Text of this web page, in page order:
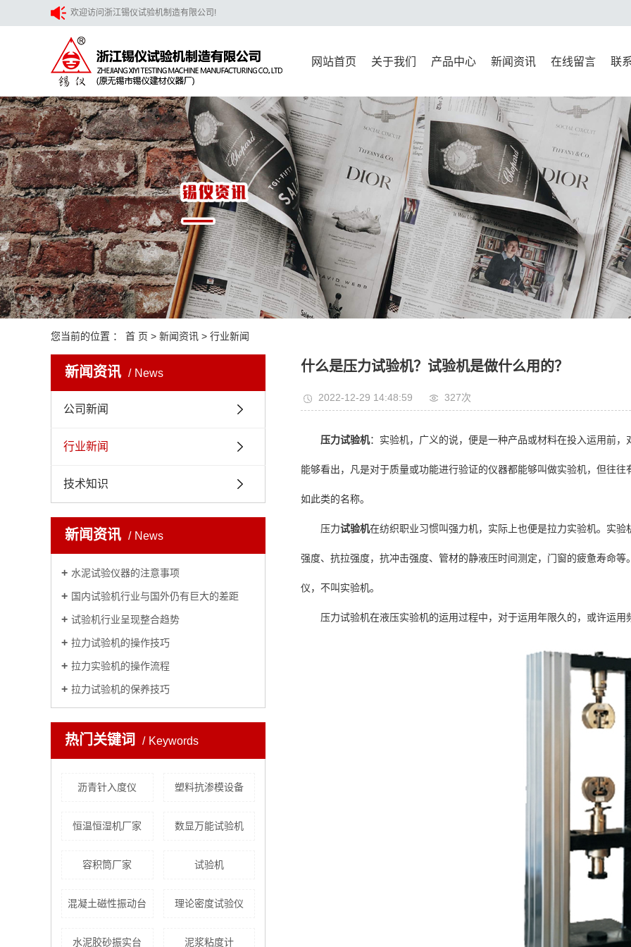
欢迎访问浙江锡仪试验机制造有限公司!
网站首页 关于我们
资质荣誉
产品中心
万能材料试验机系列
压力试验机系列
水泥试验仪器系列
检测仪器系列
试模系列
混凝土试验仪器系列
沥青实验仪器系统
移动标准养护室集装
新闻资讯
行业新闻
技术知识
在线留言 联
您当前的位置 ： 首 页 > 新闻资讯 > 行业新闻
新闻资讯 News
公司新闻
行业新闻
技术知识
新闻资讯 News
水泥试验仪器的注意事项
国内试验机行业与国外仍有巨大的差距
试验机行业呈现整合趋势
拉力试验机的操作技巧
拉力实验机的操作流程
拉力试验机的保养技巧
热门关键词 Keywords
沥青针入度仪 塑料抗渗模设备
恒温恒湿机厂家 数显万能试验机
容积筒厂家 试验机
混凝土磁性振动台 理论密度试验仪
水泥胶砂振实台 泥浆粘度计
什么是压力试验机？试验机是做什么用的？
2022-12-29 14:48:59 327次
压力试验机：实验机，广义的说，便是一种产品或材料在投入运用前
能够看出，凡是对于质量或功能进行验证的仪器都能够叫做实验机，但往
如此类的名称。
压力试验机在纺织职业习惯叫强力机，实际上也便是拉力实验机。实
强度、抗拉强度，抗冲击强度、管材的静液压时间测定，门窗的疲惫寿命
仪，不叫实验机。
压力试验机在液压实验机的运用过程中，对于运用年限久的，或许运